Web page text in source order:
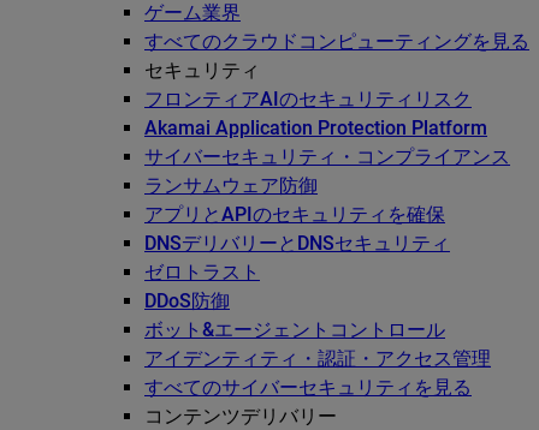
ゲーム業界
すべてのクラウドコンピューティングを見る
セキュリティ
フロンティアAIのセキュリティリスク
Akamai Application Protection Platform
サイバーセキュリティ・コンプライアンス
ランサムウェア防御
アプリとAPIのセキュリティを確保
DNSデリバリーとDNSセキュリティ
ゼロトラスト
DDoS防御
ボット&エージェントコントロール
アイデンティティ・認証・アクセス管理
すべてのサイバーセキュリティを見る
コンテンツデリバリー